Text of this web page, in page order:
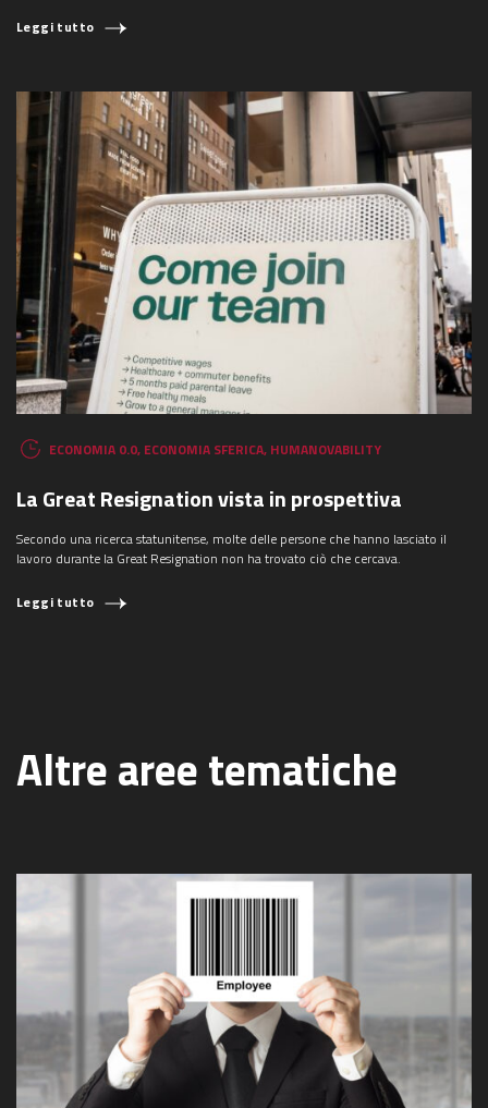
Leggi tutto
ECONOMIA 0.0, ECONOMIA SFERICA, HUMANOVABILITY
La Great Resignation vista in prospettiva
Secondo una ricerca statunitense, molte delle persone che hanno lasciato il
lavoro durante la Great Resignation non ha trovato ciò che cercava.
Leggi tutto
Altre aree tematiche